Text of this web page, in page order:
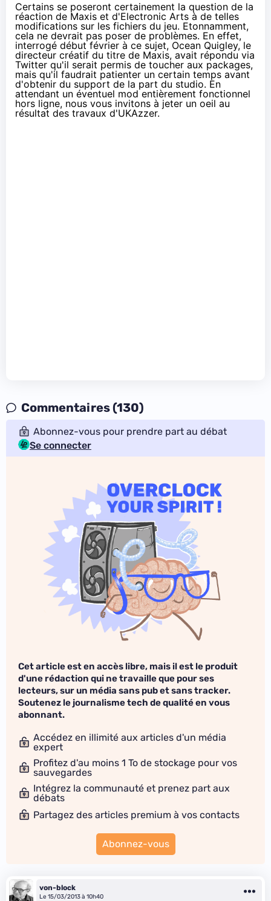
Certains se poseront certainement la question de la
réaction de Maxis et d'Electronic Arts à de telles
modifications sur les fichiers du jeu. Etonnamment,
cela ne devrait pas poser de problèmes. En effet,
interrogé début février à ce sujet, Ocean Quigley, le
directeur créatif du titre de Maxis, avait répondu via
Twitter qu'il serait permis de toucher aux packages,
mais qu'il faudrait patienter un certain temps avant
d'obtenir du support de la part du studio. En
attendant un éventuel mod entièrement fonctionnel
hors ligne, nous vous invitons à jeter un oeil au
résultat des travaux d'UKAzzer.
Commentaires (130)
Abonnez-vous pour prendre part au débat
Se connecter
Cet article est en accès libre, mais il est le produit
d'une rédaction qui ne travaille que pour ses
lecteurs, sur un média sans pub et sans tracker.
Soutenez le journalisme tech de qualité en vous
abonnant.
Accédez en illimité aux articles d'un média
expert
Profitez d'au moins 1 To de stockage pour vos
sauvegardes
Intégrez la communauté et prenez part aux
débats
Partagez des articles premium à vos contacts
Abonnez-vous
von-block
Le 15/03/2013 à 10h40